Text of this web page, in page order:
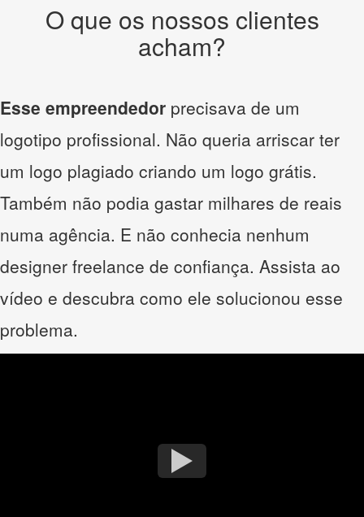
O que os nossos clientes
acham?
Esse empreendedor precisava de um
logotipo profissional. Não queria arriscar ter
um logo plagiado criando um logo grátis.
Também não podia gastar milhares de reais
numa agência. E não conhecia nenhum
designer freelance de confiança. Assista ao
vídeo e descubra como ele solucionou esse
problema.